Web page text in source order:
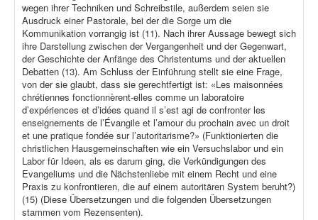
wegen ihrer Techniken und Schreibstile, außerdem seien sie
Ausdruck einer Pastorale, bei der die Sorge um die
Kommunikation vorrangig ist (11). Nach ihrer Aussage bewegt sich
ihre Darstellung zwischen der Vergangenheit und der Gegenwart,
der Geschichte der Anfänge des Christentums und der aktuellen
Debatten (13). Am Schluss der Einführung stellt sie eine Frage,
von der sie glaubt, dass sie gerechtfertigt ist: «Les maisonnées
chrétiennes fonctionnèrent-elles comme un laboratoire
d’expériences et d’idées quand il s’est agi de confronter les
enseignements de l’Évangile et l’amour du prochain avec un droit
et une pratique fondée sur l’autoritarisme?» (Funktionierten die
christlichen Hausgemeinschaften wie ein Versuchslabor und ein
Labor für Ideen, als es darum ging, die Verkündigungen des
Evangeliums und die Nächstenliebe mit einem Recht und eine
Praxis zu konfrontieren, die auf einem autoritären System beruht?)
(15) (Diese Übersetzungen und die folgenden Übersetzungen
stammen vom Rezensenten).